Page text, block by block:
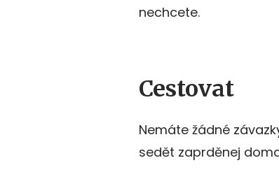
nechcete.
Cestovat
Nemáte žádné
sedět zaprděnej